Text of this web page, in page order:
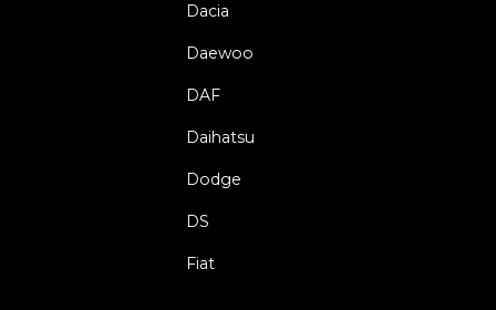
Dacia
Daewoo
DAF
Daihatsu
Dodge
DS
Fiat